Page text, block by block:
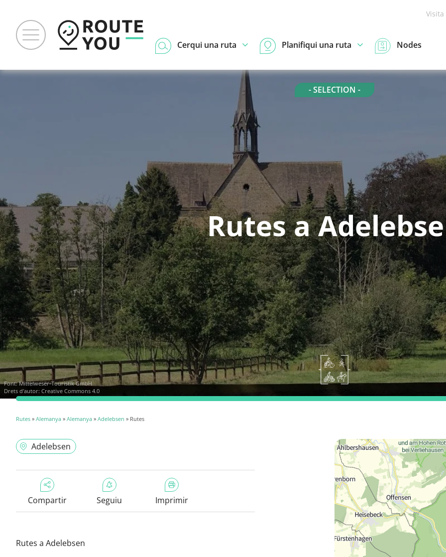
Cerqui una ruta Planifiqui una ruta Nodes
- SELECTION -
Rutes a
Font:Mittelweser-Touristik GmbH
Drets d'autor: Creative Commons 4.0
Rutes » Alemanya » Alemanya » Adelebsen » Rutes
Adelebsen
Compartir Seguiu Imprimir
Rutes a Adelebsen